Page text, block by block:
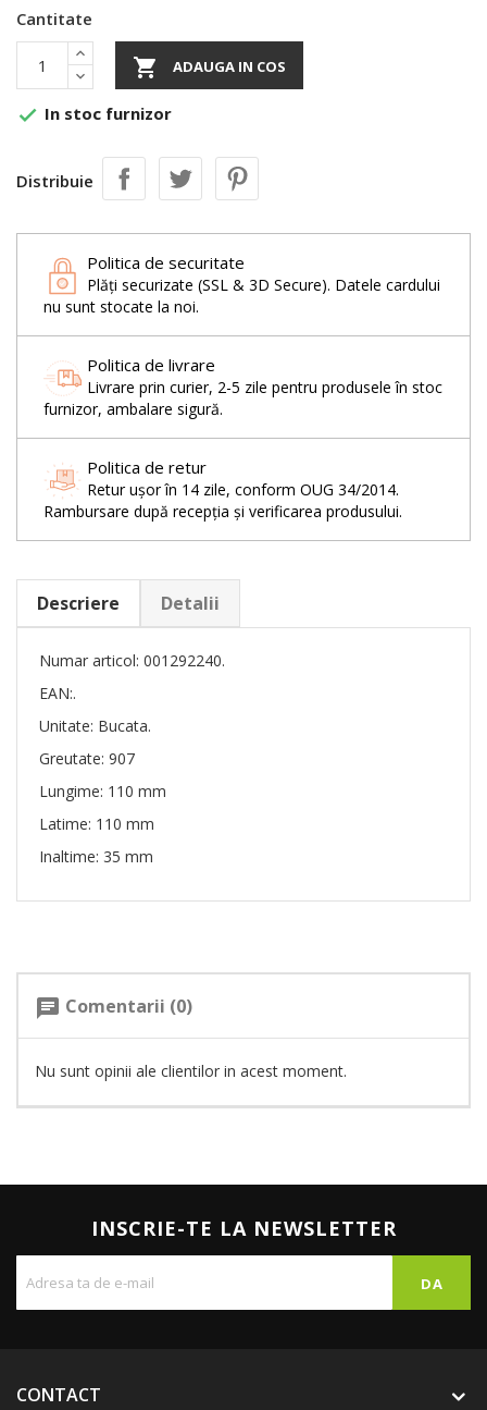
Cantitate
 ADAUGA IN COS
 In stoc furnizor
Distribuie
Politica de securitate
Plăți securizate (SSL & 3D Secure). Datele cardului
nu sunt stocate la noi.
Politica de livrare
Livrare prin curier, 2-5 zile pentru produsele în stoc
furnizor, ambalare sigură.
Politica de retur
Retur ușor în 14 zile, conform OUG 34/2014.
Rambursare după recepția și verificarea produsului.
Descriere Detalii
Numar articol: 001292240.
EAN:.
Unitate: Bucata.
Greutate: 907
Lungime: 110 mm
Latime: 110 mm
Inaltime: 35 mm
chat Comentarii (0)
Nu sunt opinii ale clientilor in acest moment.
INSCRIE-TE LA NEWSLETTER
CONTACT